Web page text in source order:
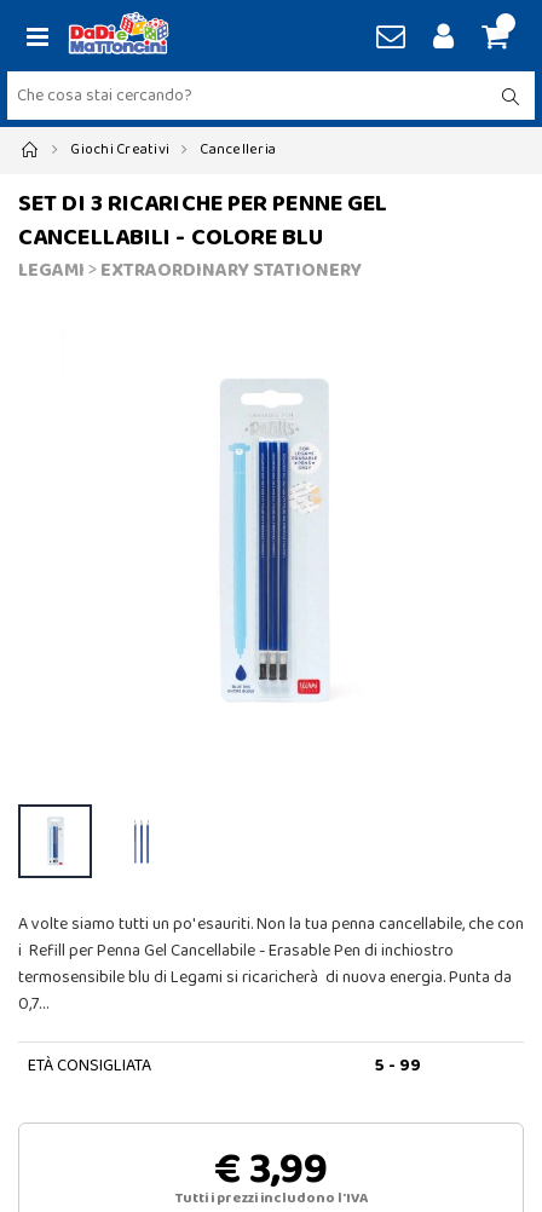
Giochi Creativi Cancelleria
SET DI 3 RICARICHE PER PENNE GEL
CANCELLABILI - COLORE BLU
LEGAMI>EXTRAORDINARY STATIONERY
A volte siamo tutti un po' esauriti. Non la tua penna cancellabile, che con
i Refill per Penna Gel Cancellabile - Erasable Pen di inchiostro
termosensibile blu di Legami si ricaricherà di nuova energia. Punta da
0,7…
ETÀ CONSIGLIATA 5 - 99
€ 3,99
Tutti i prezzi includono l'IVA